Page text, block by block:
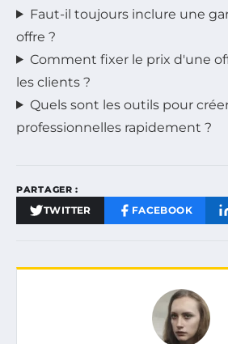
Faut-il toujours inclure une
offre ?
Comment fixer le prix d'une
les clients ?
Quels sont les outils pour
professionnelles rapidement ?
PARTAGER :
TWITTER FACEBOOK